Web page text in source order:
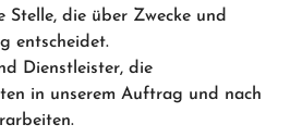
die über Zwecke und
entscheidet.
Dienstleister, die
in unserem Auftrag und nach